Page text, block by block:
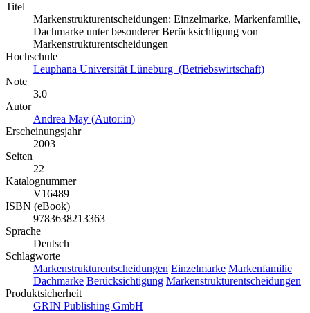
Titel
Markenstrukturentscheidungen: Einzelmarke, Markenfamilie,
Dachmarke unter besonderer Berücksichtigung von
Markenstrukturentscheidungen
Hochschule
Leuphana Universität Lüneburg (Betriebswirtschaft)
Note
3.0
Autor
Andrea May (Autor:in)
Erscheinungsjahr
2003
Seiten
22
Katalognummer
V16489
ISBN (eBook)
9783638213363
Sprache
Deutsch
Schlagworte
Markenstrukturentscheidungen Einzelmarke Markenfamilie
Dachmarke Berücksichtigung Markenstrukturentscheidungen
Produktsicherheit
GRIN Publishing GmbH